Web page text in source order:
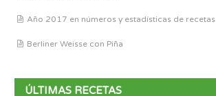
Año 2017 en números y estadísticas de recetas
Berliner Weisse con Piña
ÚLTIMAS RECETAS